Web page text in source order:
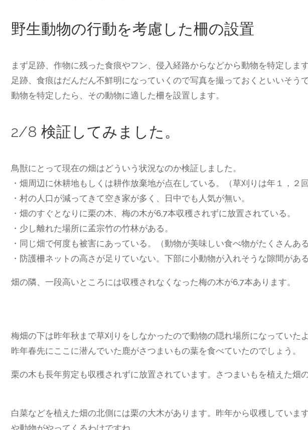
野生動物の行動を考慮した柵の設置
まず足跡、作物に残った食痕やフン、侵入経路からなどから動物を特定します
足跡、食痕はだんだん不鮮明になっていくので写真を撮っておくといいそうで
動物を特定したら、その動物に適した柵を設置します。
2/8 検証してみました。
鳥獣にとって現在の畑はどういう状況なのか検証しました。
・畑周辺に休耕地もしくは耕作放棄地が点在している。（草刈りは年１，２
・村の人口が減ってきて空き家が多く、日中でも人気が無い。
・畑のすぐとなりに栗の木、梅の木が6,7本収穫されずに放置されている。
・少し離れた場所に孟宗竹の竹林がある。
・同じ畑で何度も被害にあっている。（動物が美味しい食べ物がたくさんあ
・防護柵ネットの高さが足りていない。下部に小動物が入れそうな隙間がある
畑の隣、一段高いところには収穫されなくなった梅の木が6,7本あります。
梅畑の下は昨年秋まで草刈りをしなかったので動物の隠れ場所になっていた
昨年春先にここに潜んでいた鹿がさつまいもの葉を食べていたのでしょう。
栗の木も長年剪定も収穫されずに放置されています。さつまいもを植えた畑
白菜などを植えた畑の北側には栗の大木があります。昨年から収穫してい
や動物がやってくるわけですね。